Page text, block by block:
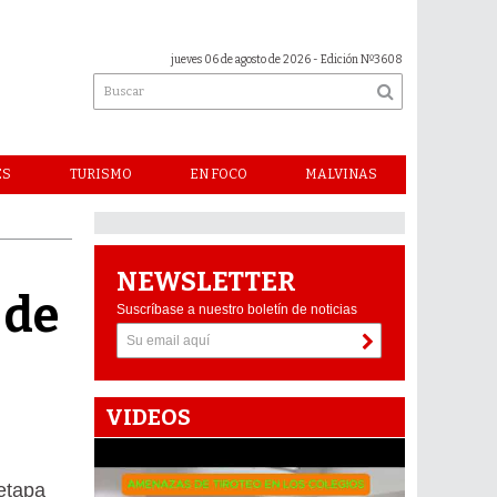
jueves 06 de agosto de 2026 - Edición Nº3608
TURISMO EN FOCO MALVINAS
NEWSLETTER
Suscríbase a nuestro boletín de noticias
VIDEOS